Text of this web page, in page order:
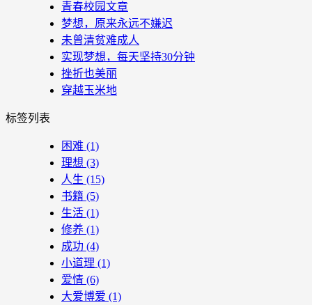
青春校园文章
梦想，原来永远不嫌迟
未曾清贫难成人
实现梦想，每天坚持30分钟
挫折也美丽
穿越玉米地
标签列表
困难 (1)
理想 (3)
人生 (15)
书籍 (5)
生活 (1)
修养 (1)
成功 (4)
小道理 (1)
爱情 (6)
大爱博爱 (1)